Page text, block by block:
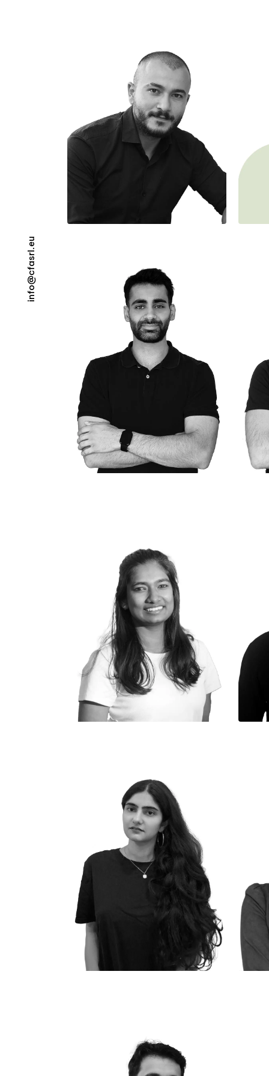
i
n
f
o
@
c
f
a
s
r
l
.
e
u